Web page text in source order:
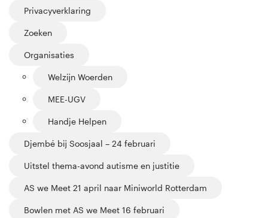
Privacyverklaring
Zoeken
Organisaties
Welzijn Woerden
MEE-UGV
Handje Helpen
Djembé bij Soosjaal – 24 februari
Uitstel thema-avond autisme en justitie
AS we Meet 21 april naar Miniworld Rotterdam
Bowlen met AS we Meet 16 februari